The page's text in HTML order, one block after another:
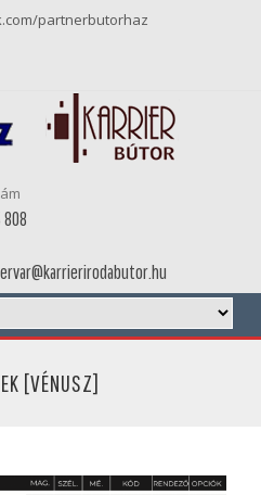
partnerbutorhaz
808
[VÉNUSZ]